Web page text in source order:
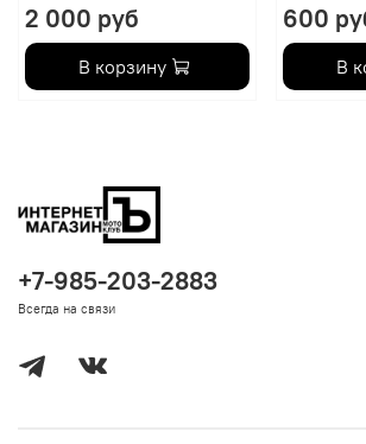
2 000 руб
В корзину
600
В
+7-985-203-2883
Всегда на связи